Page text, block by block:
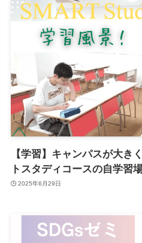
【学習】キャンパスが大き
トスタディコースの自学習
2025年6月29日